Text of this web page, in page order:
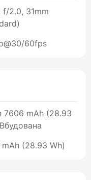
f/2.0, 31mm
60fps
7606 mAh (28.93
(28.93 Wh)